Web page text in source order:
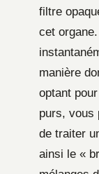
filtre
cet
manière
optant
purs, vous
de traiter
ainsi le «